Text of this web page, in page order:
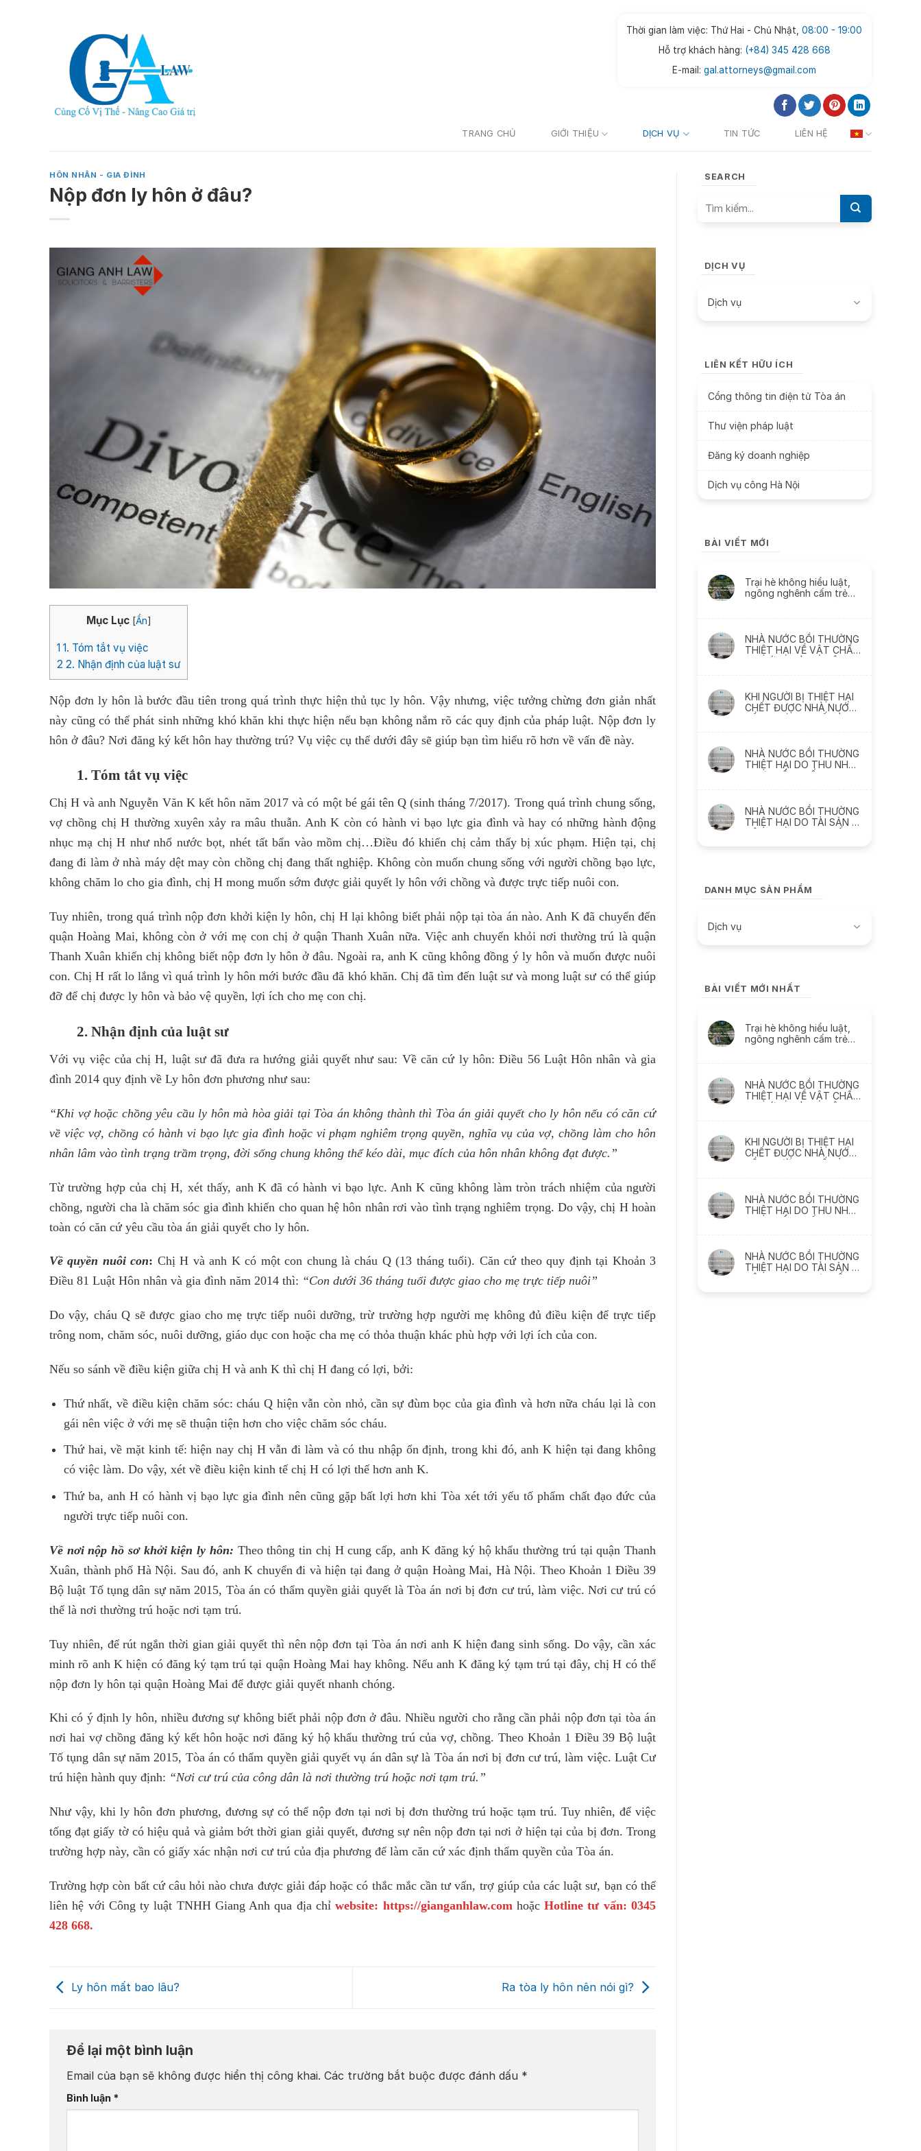
Thời gian làm việc: Thứ Hai - Chủ Nhật,08:00 - 19:00
Hỗ trợ khách hàng: (+84) 345 428 668
E-mail:gal.attorneys@gmail.com
TRANG CHỦ GIỚI THIỆU DỊCH VỤ TIN TỨC LIÊN HỆ
HÔN NHÂN - GIA ĐÌNH
Nộp đơn ly hôn ở đâu?
Mục Lục [Ẩn]
1 1. Tóm tắt vụ việc
2 2. Nhận định của luật sư
Nộp đơn ly hôn là bước đầu tiên trong quá trình thực hiện thủ tục ly hôn. Vậy nhưng, việc tưởng chừng đơn giản nhất
này cũng có thể phát sinh những khó khăn khi thực hiện nếu bạn không nắm rõ các quy định của pháp luật. Nộp đơn ly
hôn ở đâu? Nơi đăng ký kết hôn hay thường trú? Vụ việc cụ thể dưới đây sẽ giúp bạn tìm hiểu rõ hơn về vấn đề này.
1. Tóm tắt vụ việc
Chị H và anh Nguyễn Văn K kết hôn năm 2017 và có một bé gái tên Q (sinh tháng 7/2017). Trong quá trình chung sống,
vợ chồng chị H thường xuyên xảy ra mâu thuẫn. Anh K còn có hành vi bạo lực gia đình và hay có những hành động
nhục mạ chị H như nhổ nước bọt, nhét tất bẩn vào mồm chị…Điều đó khiến chị cảm thấy bị xúc phạm. Hiện tại, chị
đang đi làm ở nhà máy dệt may còn chồng chị đang thất nghiệp. Không còn muốn chung sống với người chồng bạo lực,
không chăm lo cho gia đình, chị H mong muốn sớm được giải quyết ly hôn với chồng và được trực tiếp nuôi con.
Tuy nhiên, trong quá trình nộp đơn khởi kiện ly hôn, chị H lại không biết phải nộp tại tòa án nào. Anh K đã chuyển đến
quận Hoàng Mai, không còn ở với mẹ con chị ở quận Thanh Xuân nữa. Việc anh chuyển khỏi nơi thường trú là quận
Thanh Xuân khiến chị không biết nộp đơn ly hôn ở đâu. Ngoài ra, anh K cũng không đồng ý ly hôn và muốn được nuôi
con. Chị H rất lo lắng vì quá trình ly hôn mới bước đầu đã khó khăn. Chị đã tìm đến luật sư và mong luật sư có thể giúp
đỡ để chị được ly hôn và bảo vệ quyền, lợi ích cho mẹ con chị.
2. Nhận định của luật sư
Với vụ việc của chị H, luật sư đã đưa ra hướng giải quyết như sau: Về căn cứ ly hôn: Điều 56 Luật Hôn nhân và gia
đình 2014 quy định về Ly hôn đơn phương như sau:
“Khi vợ hoặc chồng yêu cầu ly hôn mà hòa giải tại Tòa án không thành thì Tòa án giải quyết cho ly hôn nếu có căn cứ
về việc vợ, chồng có hành vi bạo lực gia đình hoặc vi phạm nghiêm trọng quyền, nghĩa vụ của vợ, chồng làm cho hôn
nhân lâm vào tình trạng trầm trọng, đời sống chung không thể kéo dài, mục đích của hôn nhân không đạt được.”
Từ trường hợp của chị H, xét thấy, anh K đã có hành vi bạo lực. Anh K cũng không làm tròn trách nhiệm của người
chồng, người cha là chăm sóc gia đình khiến cho quan hệ hôn nhân rơi vào tình trạng nghiêm trọng. Do vậy, chị H hoàn
toàn có căn cứ yêu cầu tòa án giải quyết cho ly hôn.
Về quyền nuôi con: Chị H và anh K có một con chung là cháu Q (13 tháng tuổi). Căn cứ theo quy định tại Khoản 3
Điều 81 Luật Hôn nhân và gia đình năm 2014 thì: “Con dưới 36 tháng tuổi được giao cho mẹ trực tiếp nuôi”
Do vậy, cháu Q sẽ được giao cho mẹ trực tiếp nuôi dưỡng, trừ trường hợp người mẹ không đủ điều kiện để trực tiếp
trông nom, chăm sóc, nuôi dưỡng, giáo dục con hoặc cha mẹ có thỏa thuận khác phù hợp với lợi ích của con.
Nếu so sánh về điều kiện giữa chị H và anh K thì chị H đang có lợi, bởi:
Thứ nhất, về điều kiện chăm sóc: cháu Q hiện vẫn còn nhỏ, cần sự đùm bọc của gia đình và hơn nữa cháu lại là con
gái nên việc ở với mẹ sẽ thuận tiện hơn cho việc chăm sóc cháu.
Thứ hai, về mặt kinh tế: hiện nay chị H vẫn đi làm và có thu nhập ổn định, trong khi đó, anh K hiện tại đang không
có việc làm. Do vậy, xét về điều kiện kinh tế chị H có lợi thế hơn anh K.
Thứ ba, anh H có hành vị bạo lực gia đình nên cũng gặp bất lợi hơn khi Tòa xét tới yếu tố phẩm chất đạo đức của
người trực tiếp nuôi con.
Về nơi nộp hồ sơ khởi kiện ly hôn: Theo thông tin chị H cung cấp, anh K đăng ký hộ khẩu thường trú tại quận Thanh
Xuân, thành phố Hà Nội. Sau đó, anh K chuyển đi và hiện tại đang ở quận Hoàng Mai, Hà Nội. Theo Khoản 1 Điều 39
Bộ luật Tố tụng dân sự năm 2015, Tòa án có thẩm quyền giải quyết là Tòa án nơi bị đơn cư trú, làm việc. Nơi cư trú có
thể là nơi thường trú hoặc nơi tạm trú.
Tuy nhiên, để rút ngắn thời gian giải quyết thì nên nộp đơn tại Tòa án nơi anh K hiện đang sinh sống. Do vậy, cần xác
minh rõ anh K hiện có đăng ký tạm trú tại quận Hoàng Mai hay không. Nếu anh K đăng ký tạm trú tại đây, chị H có thể
nộp đơn ly hôn tại quận Hoàng Mai để được giải quyết nhanh chóng.
Khi có ý định ly hôn, nhiều đương sự không biết phải nộp đơn ở đâu. Nhiều người cho rằng cần phải nộp đơn tại tòa án
nơi hai vợ chồng đăng ký kết hôn hoặc nơi đăng ký hộ khẩu thường trú của vợ, chồng. Theo Khoản 1 Điều 39 Bộ luật
Tố tụng dân sự năm 2015, Tòa án có thẩm quyền giải quyết vụ án dân sự là Tòa án nơi bị đơn cư trú, làm việc. Luật Cư
trú hiện hành quy định: “Nơi cư trú của công dân là nơi thường trú hoặc nơi tạm trú.”
Như vậy, khi ly hôn đơn phương, đương sự có thể nộp đơn tại nơi bị đơn thường trú hoặc tạm trú. Tuy nhiên, để việc
tống đạt giấy tờ có hiệu quả và giảm bớt thời gian giải quyết, đương sự nên nộp đơn tại nơi ở hiện tại của bị đơn. Trong
trường hợp này, cần có giấy xác nhận nơi cư trú của địa phương để làm căn cứ xác định thẩm quyền của Tòa án.
Trường hợp còn bất cứ câu hỏi nào chưa được giải đáp hoặc có thắc mắc cần tư vấn, trợ giúp của các luật sư, bạn có thể
liên hệ với Công ty luật TNHH Giang Anh qua địa chỉwebsite: https://gianganhlaw.com hoặcHotline tư vấn: 0345
428 668.
Ly hôn mất bao lâu? Ra tòa ly hôn nên nói gì?
Để lại một bình luận
Email của bạn sẽ không được hiển thị công khai. Các trường bắt buộc được đánh dấu *
Bình luận *
SEARCH
DỊCH VỤ
Dịch vụ
LIÊN KẾT HỮU ÍCH
Cổng thông tin điện tử Tòa án
Thư viện pháp luật
Đăng ký doanh nghiệp
Dịch vụ công Hà Nội
BÀI VIẾT MỚI
Trại hè không hiểu luật,
ngông nghênh cấm trẻ
NHÀ NƯỚC BỒI THƯỜNG
THIỆT HẠI VỀ VẬT CHẤT
DO SỨC KHỎE BỊ XÂM
KHI NGƯỜI BỊ THIỆT HẠI
CHẾT ĐƯỢC NHÀ NƯỚC
NHÀ NƯỚC BỒI THƯỜNG
THIỆT HẠI DO THU NHẬP
THỰC TẾ BỊ MẤT, BỊ
NHÀ NƯỚC BỒI THƯỜNG
THIỆT HẠI DO TÀI SẢN BỊ
DANH MỤC SẢN PHẨM
Dịch vụ
BÀI VIẾT MỚI NHẤT
Trại hè không hiểu luật,
ngông nghênh cấm trẻ
NHÀ NƯỚC BỒI THƯỜNG
THIỆT HẠI VỀ VẬT CHẤT
DO SỨC KHỎE BỊ XÂM
KHI NGƯỜI BỊ THIỆT HẠI
CHẾT ĐƯỢC NHÀ NƯỚC
BỒI THƯỜNG THẾ NÀO ?
NHÀ NƯỚC BỒI THƯỜNG
THIỆT HẠI DO THU NHẬP
NHÀ NƯỚC BỒI THƯỜNG
THIỆT HẠI DO TÀI SẢN BỊ
XÂM PHẠM NHƯ THẾ